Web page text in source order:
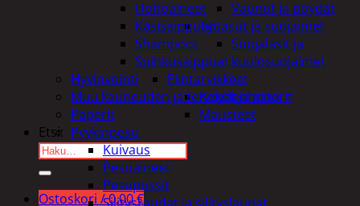
Vaunut ja pöydät
Työasut ja suojaimet
Suojalasit ja
kuulosuojaimet
Elintarvikkeet
Keksit ja piparit
Mausteet
Etsi:
Ostoskori /0,00€
Hoitoaineet
Käsisaippuat
Shampoot
Suihkusaippuat
Hyvinvointi
Muu kauneuden ja terveydenhoito
Paperit
Pyykinpesu
Kuivaus
Pesuaineet
Pesupussit